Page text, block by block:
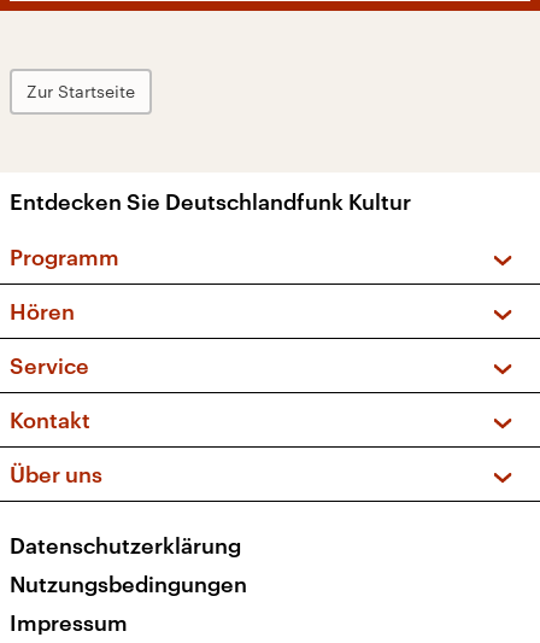
Zur Startseite
Entdecken Sie Deutschlandfunk Kultur
Programm
Sendungen und Podcasts
Musikliste
Kakadu – Das Kinderprogramm
Hören
Frequenzen (UKW + DAB+)
Service
FAQ
Apps
Newsletter
Veranstaltungen
Kontakt
Social Media
Über uns
Presse
Karriere
Transparenz
Datenschutzerklärung
Nutzungsbedingungen
Impressum